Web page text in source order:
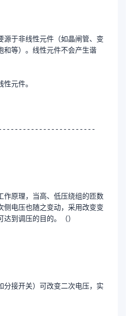
源于非线性元件（如晶闸管、变
和等）。线性元件不会产生谐
元件。
作原理，当高、低压绕组的匝数
侧电压也随之变动，采用改变变
到调压的目的。（）
分接开关）可改变二次电压，实